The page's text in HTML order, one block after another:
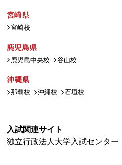
宮崎県
宮崎校
鹿児島県
鹿児島中央校 谷山校
沖縄県
那覇校 沖縄校 石垣校
入試関連サイト
独立行政法人大学入試センター